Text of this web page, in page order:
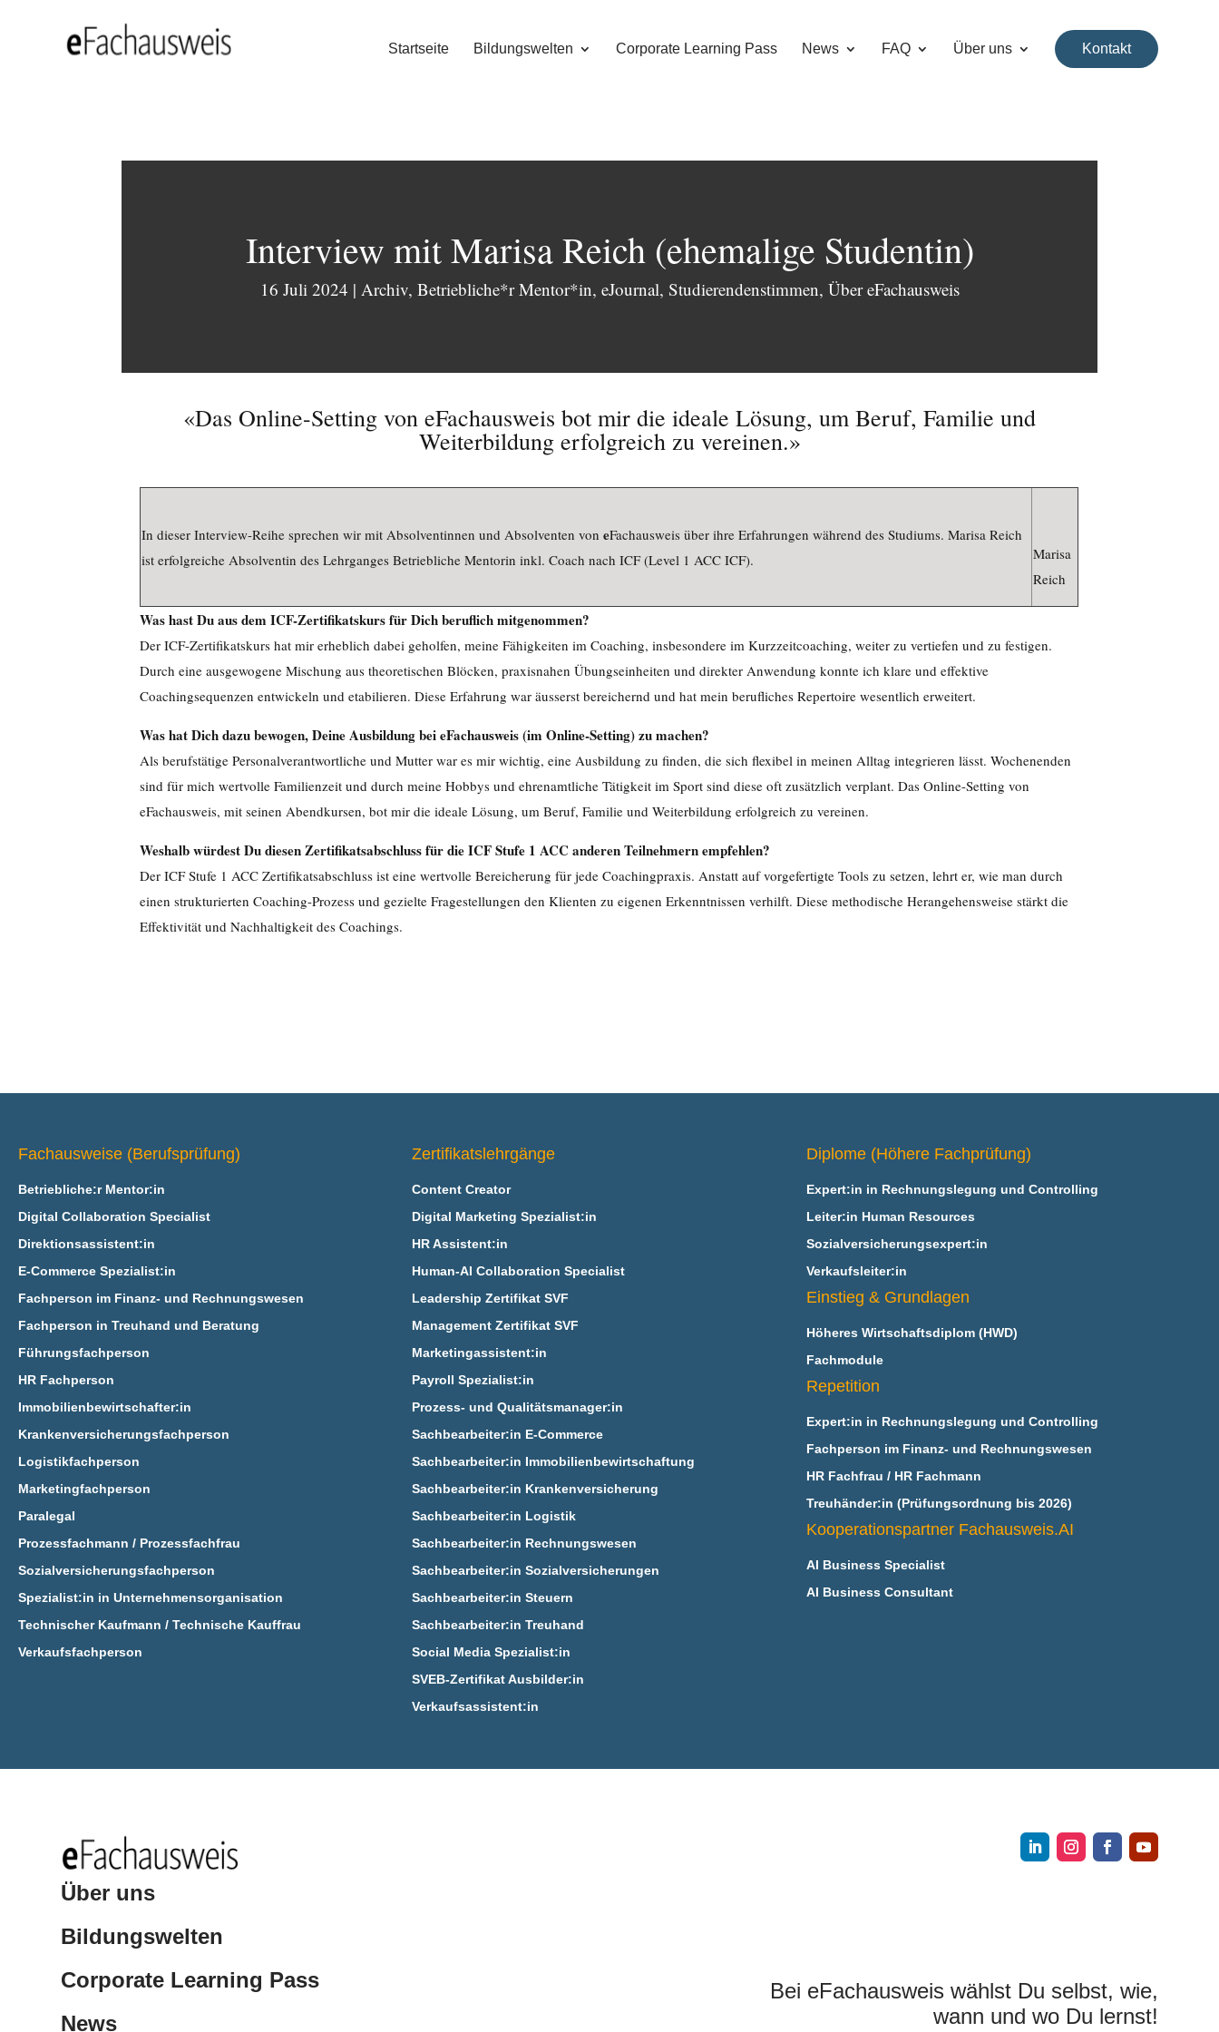
Startseite Bildungswelten Corporate Learning Pass News FAQ Über uns Kontakt
Interview mit Marisa Reich (ehemalige Studentin)
16 Juli 2024 | Archiv, Betriebliche*r Mentor*in, eJournal, Studierendenstimmen, Über eFachausweis
«Das Online-Setting von eFachausweis bot mir die ideale Lösung, um Beruf, Familie und
Weiterbildung erfolgreich zu vereinen.»
In dieser Interview-Reihe sprechen wir mit Absolventinnen und Absolventen voneFachausweis über ihre Erfahrungen während des Studiums. Marisa Reich
ist erfolgreiche Absolventin des Lehrganges Betriebliche Mentorin inkl. Coach nach ICF (Level 1 ACC ICF).
Marisa
Reich
Was hast Du aus dem ICF-Zertifikatskurs für Dich beruflich mitgenommen?
Der ICF-Zertifikatskurs hat mir erheblich dabei geholfen, meine Fähigkeiten im Coaching, insbesondere im Kurzzeitcoaching, weiter zu vertiefen und zu festigen.
Durch eine ausgewogene Mischung aus theoretischen Blöcken, praxisnahen Übungseinheiten und direkter Anwendung konnte ich klare und effektive
Coachingsequenzen entwickeln und etabilieren. Diese Erfahrung war äusserst bereichernd und hat mein berufliches Repertoire wesentlich erweitert.
Was hat Dich dazu bewogen, Deine Ausbildung bei eFachausweis (im Online-Setting) zu machen?
Als berufstätige Personalverantwortliche und Mutter war es mir wichtig, eine Ausbildung zu finden, die sich flexibel in meinen Alltag integrieren lässt. Wochenenden
sind für mich wertvolle Familienzeit und durch meine Hobbys und ehrenamtliche Tätigkeit im Sport sind diese oft zusätzlich verplant. Das Online-Setting von
eFachausweis, mit seinen Abendkursen, bot mir die ideale Lösung, um Beruf, Familie und Weiterbildung erfolgreich zu vereinen.
Weshalb würdest Du diesen Zertifikatsabschluss für die ICF Stufe 1 ACC anderen Teilnehmern empfehlen?
Der ICF Stufe 1 ACC Zertifikatsabschluss ist eine wertvolle Bereicherung für jede Coachingpraxis. Anstatt auf vorgefertigte Tools zu setzen, lehrt er, wie man durch
einen strukturierten Coaching-Prozess und gezielte Fragestellungen den Klienten zu eigenen Erkenntnissen verhilft. Diese methodische Herangehensweise stärkt die
Effektivität und Nachhaltigkeit des Coachings.
Fachausweise (Berufsprüfung)
Betriebliche:r Mentor:in
Digital Collaboration Specialist
Direktionsassistent:in
E‑Commerce Spezialist:in
Fachperson im Finanz- und Rechnungswesen
Fachperson in Treuhand und Beratung
Führungsfachperson
HR Fachperson
Immobilienbewirtschafter:in
Krankenversicherungsfachperson
Logistikfachperson
Marketingfachperson
Paralegal
Prozessfachmann / Prozessfachfrau
Sozialversicherungsfachperson
Spezialist:in in Unternehmensorganisation
Technischer Kaufmann / Technische Kauffrau
Verkaufsfachperson
Zertifikatslehrgänge
Content Creator
Digital Marketing Spezialist:in
HR Assistent:in
Human-AI Collaboration Specialist
Leadership Zertifikat SVF
Management Zertifikat SVF
Marketingassistent:in
Payroll Spezialist:in
Prozess- und Qualitätsmanager:in
Sachbearbeiter:in E‑Commerce
Sachbearbeiter:in Immobilienbewirtschaftung
Sachbearbeiter:in Krankenversicherung
Sachbearbeiter:in Logistik
Sachbearbeiter:in Rechnungswesen
Sachbearbeiter:in Sozialversicherungen
Sachbearbeiter:in Steuern
Sachbearbeiter:in Treuhand
Social Media Spezialist:in
SVEB-Zertifikat Ausbilder:in
Verkaufsassistent:in
Diplome (Höhere Fachprüfung)
Expert:in in Rechnungslegung und Controlling
Leiter:in Human Resources
Sozialversicherungsexpert:in
Verkaufsleiter:in
Einstieg & Grundlagen
Höheres Wirtschaftsdiplom (HWD)
Fachmodule
Repetition
Expert:in in Rechnungslegung und Controlling
Fachperson im Finanz- und Rechnungswesen
HR Fachfrau / HR Fachmann
Treuhänder:in (Prüfungsordnung bis 2026)
Kooperationspartner Fachausweis.AI
AI Business Specialist
AI Business Consultant
Über uns
Bildungswelten
Corporate Learning Pass
News
Bei eFachausweis wählst Du selbst, wie,
wann und wo Du lernst!